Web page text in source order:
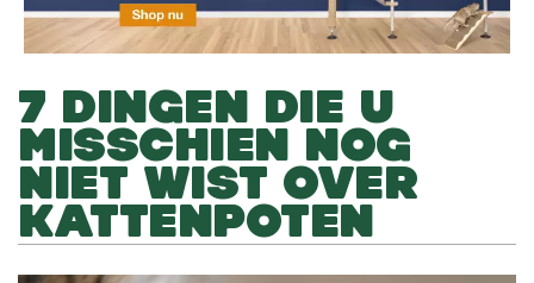
7 DINGEN DIE U
MISSCHIEN NOG
NIET WIST OVER
KATTENPOTEN